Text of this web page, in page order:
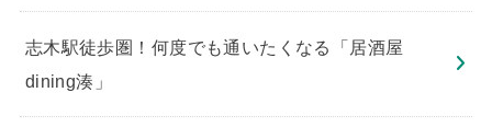
志木駅徒歩圏！何度でも通いたくなる「居酒屋
dining湊」